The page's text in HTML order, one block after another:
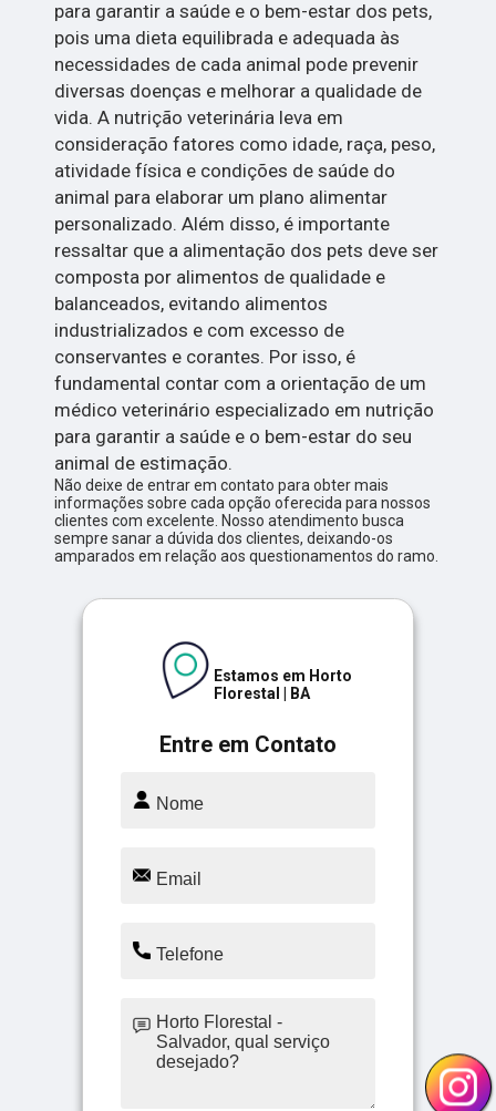
para garantir a saúde e o bem-estar dos pets,
pois uma dieta equilibrada e adequada às
necessidades de cada animal pode prevenir
diversas doenças e melhorar a qualidade de
vida. A nutrição veterinária leva em
consideração fatores como idade, raça, peso,
atividade física e condições de saúde do
animal para elaborar um plano alimentar
personalizado. Além disso, é importante
ressaltar que a alimentação dos pets deve ser
composta por alimentos de qualidade e
balanceados, evitando alimentos
industrializados e com excesso de
conservantes e corantes. Por isso, é
fundamental contar com a orientação de um
médico veterinário especializado em nutrição
para garantir a saúde e o bem-estar do seu
animal de estimação.
Não deixe de entrar em contato para obter mais
informações sobre cada opção oferecida para nossos
clientes com excelente. Nosso atendimento busca
sempre sanar a dúvida dos clientes, deixando-os
amparados em relação aos questionamentos do ramo.
Entre em Contato
Estamos em Horto
Florestal | BA